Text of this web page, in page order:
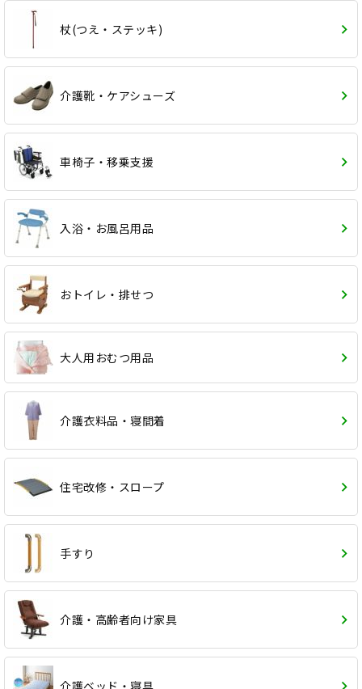
杖(つえ・ステッキ)
介護靴・ケアシューズ
車椅子・移乗支援
入浴・お風呂用品
おトイレ・排せつ
大人用おむつ用品
介護衣料品・寝間着
住宅改修・スロープ
手すり
介護・高齢者向け家具